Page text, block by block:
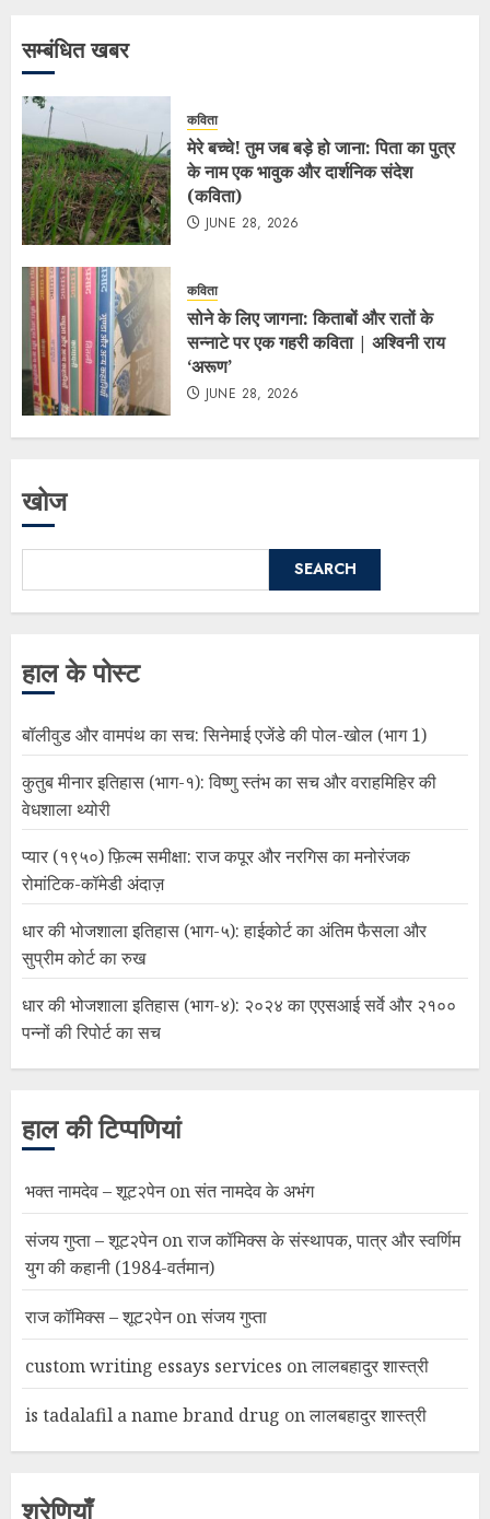
सम्बंधित खबर
कविता
मेरे बच्चे! तुम जब बड़े हो जाना: पिता का पुत्र
के नाम एक भावुक और दार्शनिक संदेश
(कविता)
JUNE 28, 2026
कविता
सोने के लिए जागना: किताबों और रातों के
सन्नाटे पर एक गहरी कविता | अश्विनी राय
‘अरूण’
JUNE 28, 2026
खोज
SEARCH
हाल के पोस्ट
बॉलीवुड और वामपंथ का सच: सिनेमाई एजेंडे की पोल-खोल (भाग 1)
कुतुब मीनार इतिहास (भाग-१): विष्णु स्तंभ का सच और वराहमिहिर की
वेधशाला थ्योरी
प्यार (१९५०) फ़िल्म समीक्षा: राज कपूर और नरगिस का मनोरंजक
रोमांटिक-कॉमेडी अंदाज़
धार की भोजशाला इतिहास (भाग-५): हाईकोर्ट का अंतिम फैसला और
सुप्रीम कोर्ट का रुख
धार की भोजशाला इतिहास (भाग-४): २०२४ का एएसआई सर्वे और २१००
पन्नों की रिपोर्ट का सच
हाल की टिप्पणियां
भक्त नामदेव – शूट२पेनonसंत नामदेव के अभंग
संजय गुप्ता – शूट२पेनonराज कॉमिक्स के संस्थापक, पात्र और स्वर्णिम
युग की कहानी (1984-वर्तमान)
राज कॉमिक्स – शूट२पेनonसंजय गुप्ता
custom writing essays services onलालबहादुर शास्त्री
is tadalafil a name brand drug onलालबहादुर शास्त्री